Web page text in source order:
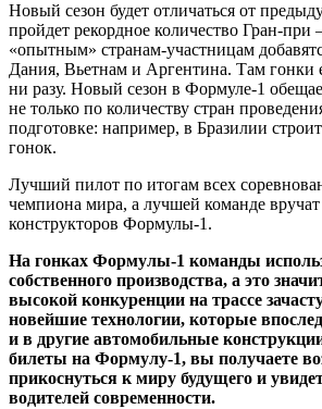
Новый сезон будет отличаться от
пройдет рекордное количество Гран-
«опытным» странам-участницам
Дания, Вьетнам и Аргентина. Там гонки
ни разу. Новый сезон в Формуле-1
не только по количеству стран
подготовке: например, в Бразилии
гонок.
Лучший пилот по итогам всех
чемпиона мира, а лучшей команде
конструкторов Формулы-1.
На гонках Формулы-1 команды
собственного производства, а это
высокой конкуренции на трассе
новейшие технологии, которые
и в другие автомобильные
билеты на Формулу-1, вы получаете
прикоснуться к миру будущего и
водителей современности.